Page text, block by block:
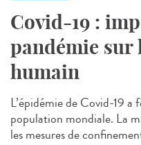
Covid-19 :
pandémie
humain
L’épidémie de Covid-19
population mondiale. La
les mesures de